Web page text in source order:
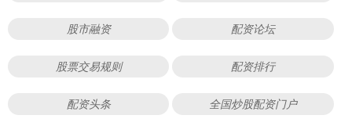
股市融资 配资论坛
股票交易规则 配资排行
配资头条 全国炒股配资门户